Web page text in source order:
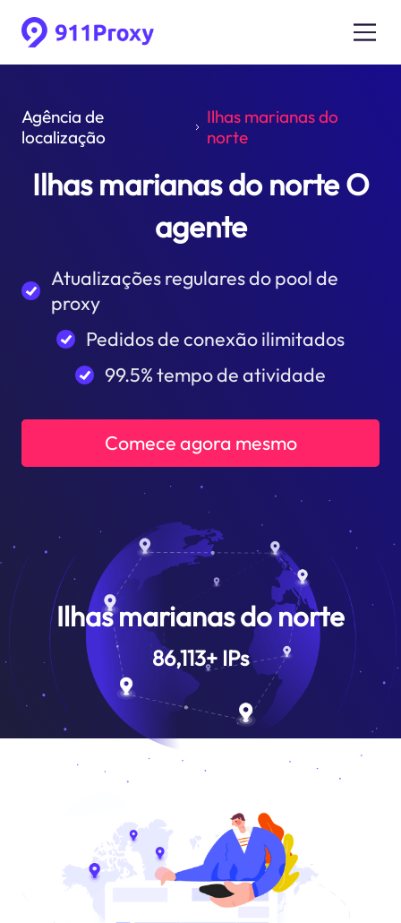
Agência de
localização
Ilhas marianas do
norte
Ilhas marianas do norte O
agente
Atualizações regulares do pool de
proxy
Pedidos de conexão ilimitados
99.5% tempo de atividade
Comece agora mesmo
Ilhas marianas do norte
86,113+ IPs